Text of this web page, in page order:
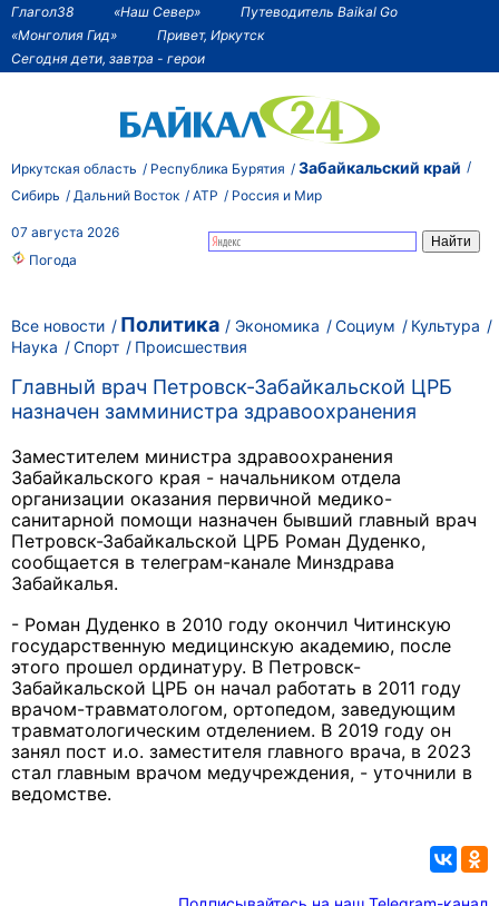
Глагол38 «Наш Север»
Путеводитель Baikal Go
«Монголия Гид»
Привет, Иркутск
Сегодня дети, завтра - герои
Иркутская область Республика Бурятия Забайкальский край
Сибирь Дальний Восток АТР Россия и Мир
07 августа 2026
Погода
Все новости Политика Экономика Социум
Культура
Наука
Спорт Происшествия
Главный врач Петровск-Забайкальской ЦРБ
назначен замминистра здравоохранения
Заместителем министра здравоохранения
Забайкальского края - начальником отдела
организации оказания первичной медико-
санитарной помощи назначен бывший главный врач
Петровск-Забайкальской ЦРБ Роман Дуденко,
сообщается в телеграм-канале Минздрава
Забайкалья.
- Роман Дуденко в 2010 году окончил Читинскую
государственную медицинскую академию, после
этого прошел ординатуру. В Петровск-
Забайкальской ЦРБ он начал работать в 2011 году
врачом-травматологом, ортопедом, заведующим
травматологическим отделением. В 2019 году он
занял пост и.о. заместителя главного врача, в 2023
стал главным врачом медучреждения, - уточнили в
ведомстве.